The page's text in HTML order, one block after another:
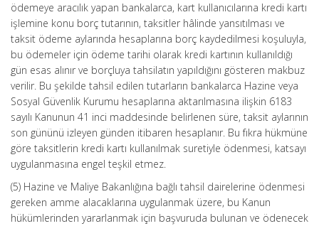
ödemeye aracılık yapan bankalarca, kart kullanıcılarına kredi kartı
işlemine konu borç tutarının, taksitler hâlinde yansıtılması ve
taksit ödeme aylarında hesaplarına borç kaydedilmesi koşuluyla,
bu ödemeler için ödeme tarihi olarak kredi kartının kullanıldığı
gün esas alınır ve borçluya tahsilatın yapıldığını gösteren makbuz
verilir. Bu şekilde tahsil edilen tutarların bankalarca Hazine veya
Sosyal Güvenlik Kurumu hesaplarına aktarılmasına ilişkin 6183
sayılı Kanunun 41 inci maddesinde belirlenen süre, taksit aylarının
son gününü izleyen günden itibaren hesaplanır. Bu fıkra hükmüne
göre taksitlerin kredi kartı kullanılmak suretiyle ödenmesi, katsayı
uygulanmasına engel teşkil etmez.
(5) Hazine ve Maliye Bakanlığına bağlı tahsil dairelerine ödenmesi
gereken amme alacaklarına uygulanmak üzere, bu Kanun
hükümlerinden yararlanmak için başvuruda bulunan ve ödenecek